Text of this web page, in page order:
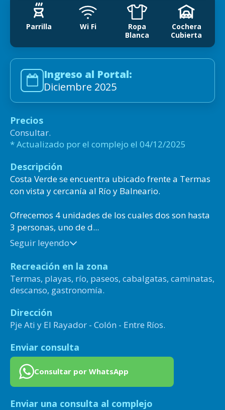
Parrilla Wi Fi
Ropa
Blanca
Cochera
Cubierta
Ingreso al Portal:
Diciembre 2025
Precios
Consultar.
* Actualizado por el complejo el 04/12/2025
Descripción
Costa Verde se encuentra ubicado frente a Termas
con vista y cercanía al Río y Balneario.
Ofrecemos 4 unidades de los cuales dos son hasta
3 personas, uno de d...
Seguir leyendo
Recreación en la zona
Termas, playas, río, paseos, cabalgatas, caminatas,
descanso, gastronomía.
Dirección
Pje Ati y El Rayador - Colón - Entre Ríos.
Enviar consulta
Consultar por WhatsApp
Enviar una consulta al complejo